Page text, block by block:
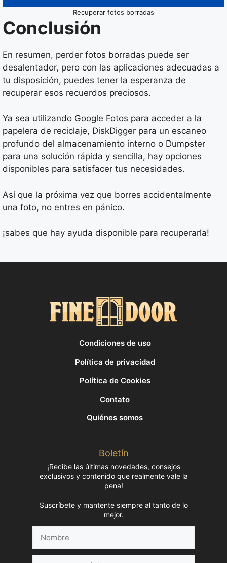
Recuperar fotos borradas
Conclusión
En resumen, perder fotos borradas puede ser
desalentador, pero con las aplicaciones adecuadas a
tu disposición, puedes tener la esperanza de
recuperar esos recuerdos preciosos.
Ya sea utilizando Google Fotos para acceder a la
papelera de reciclaje, DiskDigger para un escaneo
profundo del almacenamiento interno o Dumpster
para una solución rápida y sencilla, hay opciones
disponibles para satisfacer tus necesidades.
Así que la próxima vez que borres accidentalmente
una foto, no entres en pánico.
¡sabes que hay ayuda disponible para recuperarla!
Condiciones de uso
Política de privacidad
Política de Cookies
Contato
Quiénes somos
Boletín
¡Recibe las últimas novedades, consejos
exclusivos y contenido que realmente vale la
pena!
Suscríbete y mantente siempre al tanto de lo
mejor.